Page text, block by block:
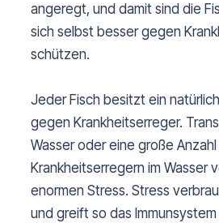
angeregt, und damit sind die
sich selbst besser gegen
schützen.
Jeder Fisch besitzt ein
gegen Krankheitserreger.
Wasser oder eine große
Krankheitserregern im Wasser
enormen Stress. Stress
und greift so das